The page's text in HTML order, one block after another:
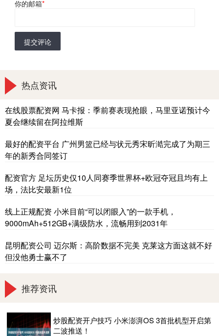
你的邮箱*
提交评论
热点资讯
在线股票配资网 马卡报：季前赛表现抢眼，马里亚诺预计今
夏会继续留在阿拉维斯
最好的配资平台 广州男篮已经与状元秀宋昕澔完成了为期三
年的新秀合同签订
配资官方 足坛历史仅10人同赛季世界杯+欧冠夺冠且均有上
场，法比安最新1位
线上正规配资 小米目前“可以闭眼入”的一款手机，
9000mAh+512GB+满级防水，流畅用到2031年
昆明配资公司 迈尔斯：高阶数据不完美 克莱这方面这就不好
但没他勇士赢不了
推荐资讯
炒股配资开户技巧 小米澎湃OS 3首批机型开启第
二波推送！